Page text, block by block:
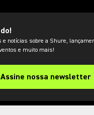
e notícias sobre a Shure,
e muito mais!
Assine nossa newsletter